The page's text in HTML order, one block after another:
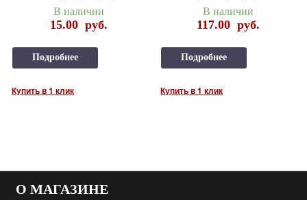
В наличии
15.00 руб.
Подробнее
Купить в 1 клик
В наличии
117.00 руб.
Подробнее
Купить в 1 клик
О МАГАЗИНЕ